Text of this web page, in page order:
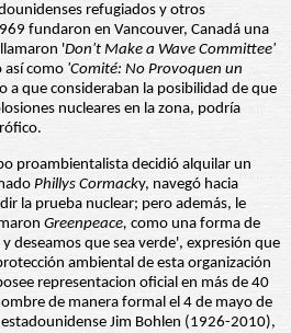
refugiados y otros
fundaron en Vancouver, Canadá una
'Don't Make a Wave Committee'
así como 'Comité: No Provoquen un
a que consideraban la posibilidad de que
nucleares en la zona, podría
proambientalista decidió alquilar un
Phillys Cormacky, navegó hacia
la prueba nuclear; pero además, le
Greenpeace, como una forma de
deseamos que sea verde', expresión que
ambiental de esta organización
representacion oficial en más de 40
de manera formal el 4 de mayo de
Jim Bohlen (1926-2010),